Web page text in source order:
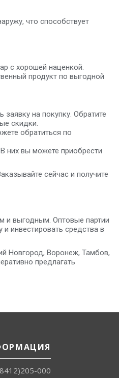
что способствует
с хорошей наценкой.
продукт по выгодной
на покупку. Обратите
скидки.
обратиться по
них вы можете приобрести
сейчас и получите
и выгодным. Оптовые партии
инвестировать средства в
Новгород, Воронеж, Тамбов,
предлагать
000